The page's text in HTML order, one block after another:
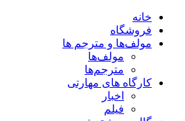
خانه
فروشگاه
مولف‌ها و مترجم ها
مولف‌ها
مترجم‌ها
کارگاه های مهارتی
اخبار
فیلم